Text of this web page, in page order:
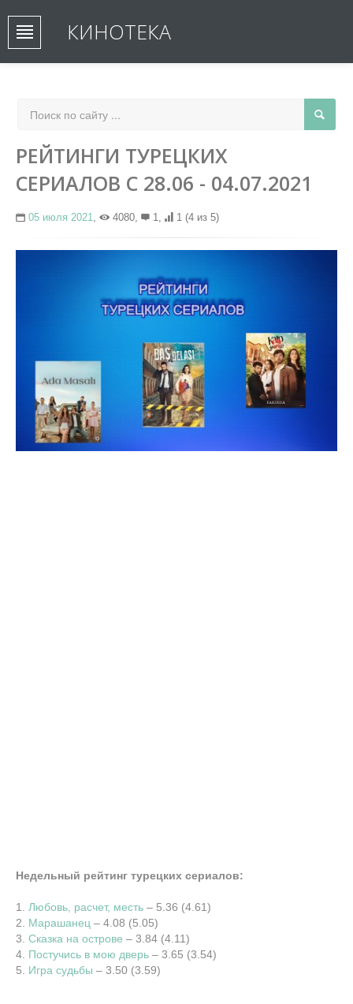
КИНОТЕКА
РЕЙТИНГИ ТУРЕЦКИХ
СЕРИАЛОВ С 28.06 - 04.07.2021
05 июля 2021, 4080, 1, 1 (4 из 5)
Недельный рейтинг турецких сериалов:
1. Любовь, расчет, месть – 5.36 (4.61)
2. Марашанец – 4.08 (5.05)
3. Сказка на острове – 3.84 (4.11)
4. Постучись в мою дверь – 3.65 (3.54)
5. Игра судьбы – 3.50 (3.59)